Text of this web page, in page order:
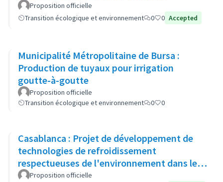
Proposition officielle
Transition écologique et environnement
0 0 Accepted
Municipalité Métropolitaine de Bursa :
Production de tuyaux pour irrigation
goutte-à-goutte
Proposition officielle
Transition écologique et environnement
0 0
Casablanca : Projet de développement de
technologies de refroidissement
respectueuses de l'environnement dans les
zones urbaines
Proposition officielle